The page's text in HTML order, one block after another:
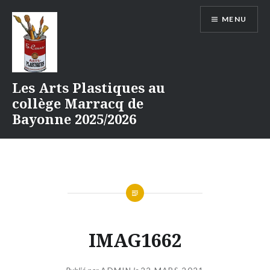
contenu
Les Arts Plastiques au
collège Marracq de
Bayonne 2025/2026
MENU
IMAG1662